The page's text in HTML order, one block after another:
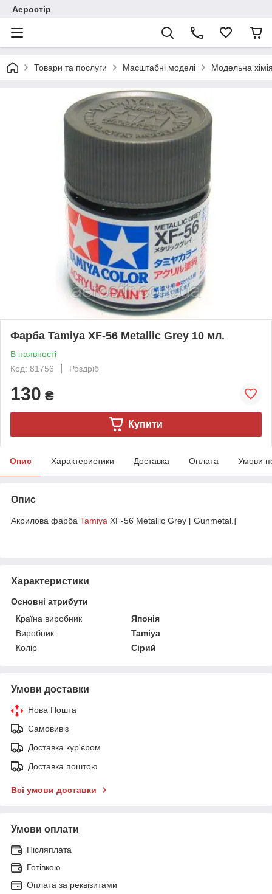
Аеростір
Товари та послуги Масштабні моделі Модельна
Фарба Tamiya XF-56 Metallic Grey 10 мл.
В наявності
Код: 81756
Роздріб
130 ₴
Купити
Опис Характеристики Доставка Оплата Умови
Опис
Акрилова фарба Tamiya XF-56 Metallic Grey [ Gunmetal.]
Характеристики
Основні атрибути
Країна виробник
Японія
Виробник
Tamiya
Колір
Сірий
Умови доставки
Нова Пошта
Самовивіз
Доставка кур'єром
Доставка поштою
Всі умови доставки
Умови оплати
Післяплата
Готівкою
Оплата за реквізитами